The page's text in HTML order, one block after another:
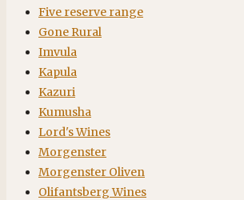
Five reserve range
Gone Rural
Imvula
Kapula
Kazuri
Kumusha
Lord's Wines
Morgenster
Morgenster Oliven
Olifantsberg Wines